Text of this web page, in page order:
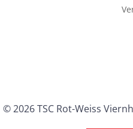
© 2026 TSC Rot-Weiss